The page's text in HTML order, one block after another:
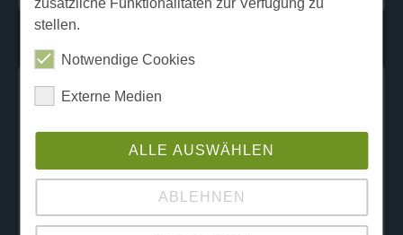
zusätzliche Funktionalitäten zur Verfügung zu
stellen.
Notwendige Cookies
Externe Medien
ALLE AUSWÄHLEN
ABLEHNEN